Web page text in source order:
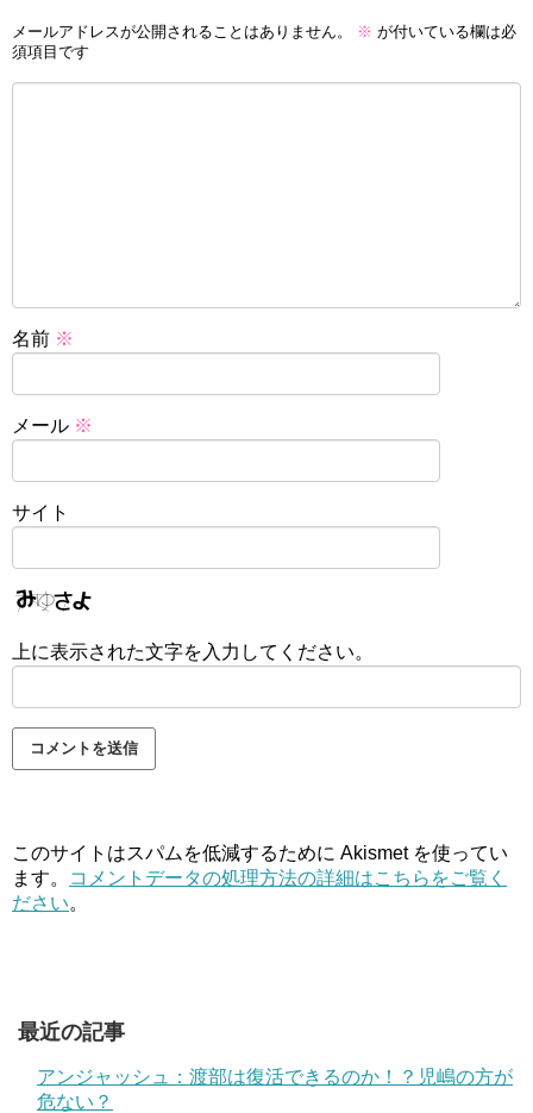
メールアドレスが公開されることはありません。 ※ が付いている欄は必
須項目です
名前 ※
メール ※
サイト
上に表示された文字を入力してください。
このサイトはスパムを低減するために Akismet を使ってい
ます。
コメントデータの処理方法の詳細はこちらをご覧く
ださい。
最近の記事
アンジャッシュ：渡部は復活できるのか！？児嶋の方が
危ない？